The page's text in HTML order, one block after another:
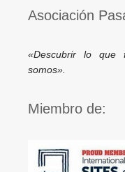
Asociación
«Descubrir lo que
somos».
Miembro de: